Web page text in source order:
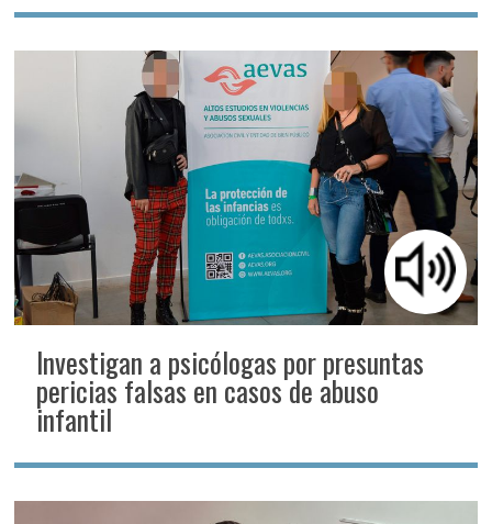
Investigan a psicólogas por presuntas
pericias falsas en casos de abuso
infantil